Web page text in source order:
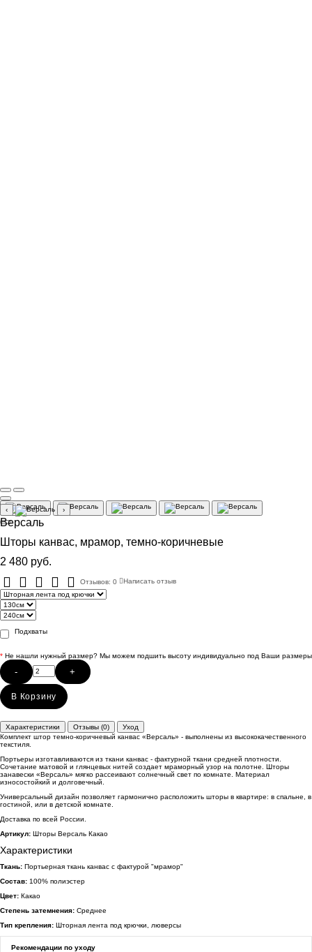
‹ ›
Версаль
Шторы канвас, мрамор, темно-коричневые
2 480 руб.
Отзывов: 0 Написать отзыв
Подхваты
* Не нашли нужный размер? Мы можем подшить высоту индивидуально под Ваши размеры
- +
В Корзину
Характеристики Отзывы (0)
Уход
Комплект штор темно-коричневый канвас «Версаль» - выполнены из высококачественного
текстиля.
Портьеры изготавливаются из ткани канвас - фактурной ткани средней плотности.
Сочетание матовой и глянцевых нитей создает мраморный узор на полотне. Шторы
занавески «Версаль» мягко рассеивают солнечный свет по комнате. Материал
износостойкий и долговечный.
Универсальный дизайн позволяет гармонично расположить шторы в квартире: в спальне, в
гостиной, или в детской комнате.
Доставка по всей России.
Артикул: Шторы Версаль Какао
Характеристики
Ткань: Портьерная ткань канвас с фактурой "мрамор"
Состав: 100% полиэстер
Цвет: Какао
Степень затемнения: Среднее
Тип крепления: Шторная лента под крючки, люверсы
Рекомендации по уходу